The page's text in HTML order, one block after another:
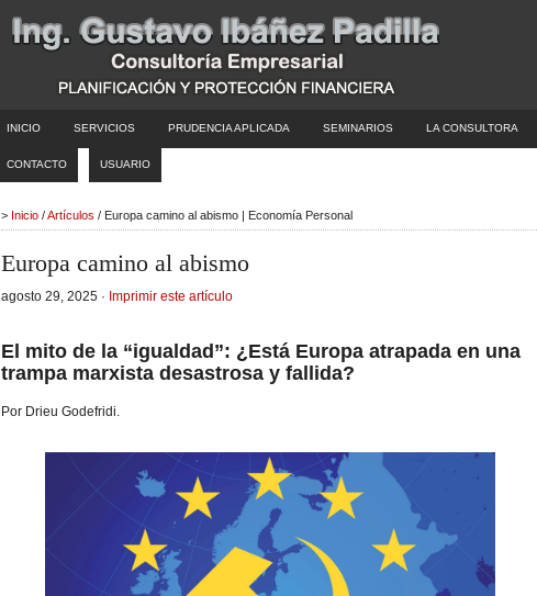
INICIO SERVICIOS PRUDENCIA APLICADA SEMINARIOS LA CONSULTORA
CONTACTO USUARIO
> Inicio /Artículos / Europa camino al abismo | Economía Personal
Europa camino al abismo
agosto 29, 2025 · Imprimir este artículo
El mito de la “igualdad”: ¿Está Europa atrapada en una
trampa marxista desastrosa y fallida?
Por Drieu Godefridi.